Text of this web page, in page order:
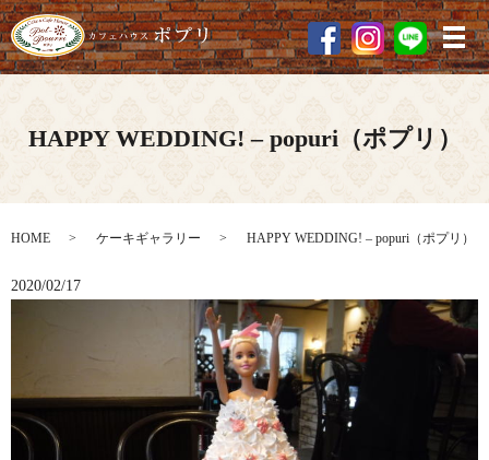
メ
HAPPY WEDDING! – popuri（ポプリ）
HOME ケーキギャラリー HAPPY WEDDING! – popuri（ポプリ）
2020/02/17